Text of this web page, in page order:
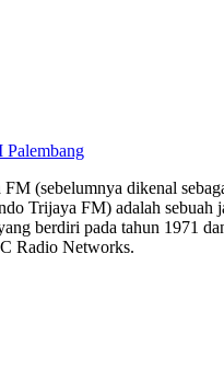
(sebelumnya dikenal
Trijaya FM) adalah sebuah
berdiri pada tahun 1971
Radio Networks.